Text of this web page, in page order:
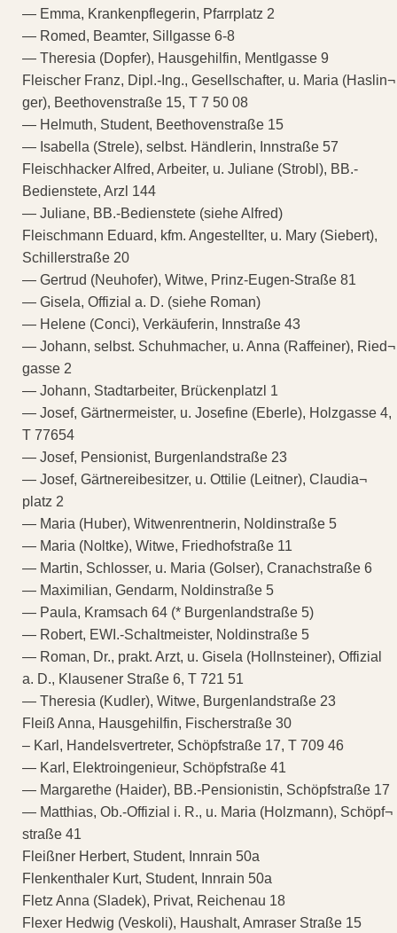
— Emma, Krankenpflegerin, Pfarrplatz 2
— Romed, Beamter, Sillgasse 6-8
— Theresia (Dopfer), Hausgehilfin, Mentlgasse 9
Fleischer Franz, Dipl.-Ing., Gesellschafter, u. Maria (Haslin¬
ger), Beethovenstraße 15, T 7 50 08
— Helmuth, Student, Beethovenstraße 15
— Isabella (Strele), selbst. Händlerin, Innstraße 57
Fleischhacker Alfred, Arbeiter, u. Juliane (Strobl), BB.-
Bedienstete, Arzl 144
— Juliane, BB.-Bedienstete (siehe Alfred)
Fleischmann Eduard, kfm. Angestellter, u. Mary (Siebert),
Schillerstraße 20
— Gertrud (Neuhofer), Witwe, Prinz-Eugen-Straße 81
— Gisela, Offizial a. D. (siehe Roman)
— Helene (Conci), Verkäuferin, Innstraße 43
— Johann, selbst. Schuhmacher, u. Anna (Raffeiner), Ried¬
gasse 2
— Johann, Stadtarbeiter, Brückenplatzl 1
— Josef, Gärtnermeister, u. Josefine (Eberle), Holzgasse 4,
T 77654
— Josef, Pensionist, Burgenlandstraße 23
— Josef, Gärtnereibesitzer, u. Ottilie (Leitner), Claudia¬
platz 2
— Maria (Huber), Witwenrentnerin, Noldinstraße 5
— Maria (Noltke), Witwe, Friedhofstraße 11
— Martin, Schlosser, u. Maria (Golser), Cranachstraße 6
— Maximilian, Gendarm, Noldinstraße 5
— Paula, Kramsach 64 (* Burgenlandstraße 5)
— Robert, EWI.-Schaltmeister, Noldinstraße 5
— Roman, Dr., prakt. Arzt, u. Gisela (Hollnsteiner), Offizial
a. D., Klausener Straße 6, T 721 51
— Theresia (Kudler), Witwe, Burgenlandstraße 23
Fleiß Anna, Hausgehilfin, Fischerstraße 30
– Karl, Handelsvertreter, Schöpfstraße 17, T 709 46
— Karl, Elektroingenieur, Schöpfstraße 41
— Margarethe (Haider), BB.-Pensionistin, Schöpfstraße 17
— Matthias, Ob.-Offizial i. R., u. Maria (Holzmann), Schöpf¬
straße 41
Fleißner Herbert, Student, Innrain 50a
Flenkenthaler Kurt, Student, Innrain 50a
Fletz Anna (Sladek), Privat, Reichenau 18
Flexer Hedwig (Veskoli), Haushalt, Amraser Straße 15